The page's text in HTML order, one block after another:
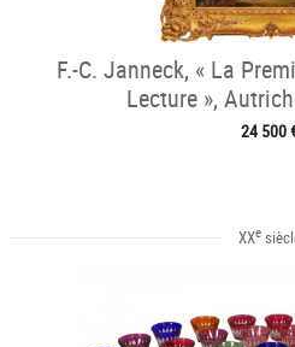
F.-C. Janneck, « La
Lecture »,
24 500
XXe